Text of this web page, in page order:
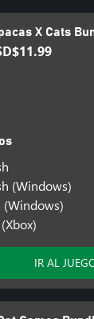
X Cats
(Windows)
(Windows)
IR AL